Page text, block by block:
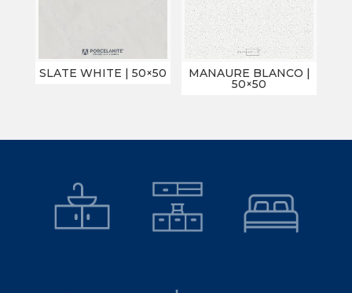
SLATE WHITE | 50×50 MANAURE BLANCO |
50×50